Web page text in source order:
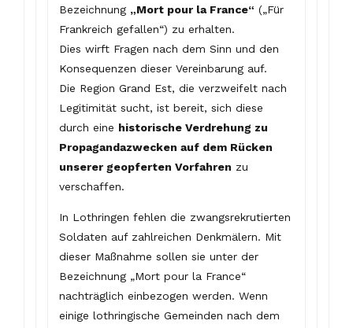
Bezeichnung „Mort pour la France“ („Für
Frankreich gefallen“) zu erhalten.
Dies wirft Fragen nach dem Sinn und den
Konsequenzen dieser Vereinbarung auf.
Die Region Grand Est, die verzweifelt nach
Legitimität sucht, ist bereit, sich diese
durch eine historische Verdrehung zu
Propagandazwecken auf dem Rücken
unserer geopferten Vorfahren zu
verschaffen.
In Lothringen fehlen die zwangsrekrutierten
Soldaten auf zahlreichen Denkmälern. Mit
dieser Maßnahme sollen sie unter der
Bezeichnung „Mort pour la France“
nachträglich einbezogen werden. Wenn
einige lothringische Gemeinden nach dem